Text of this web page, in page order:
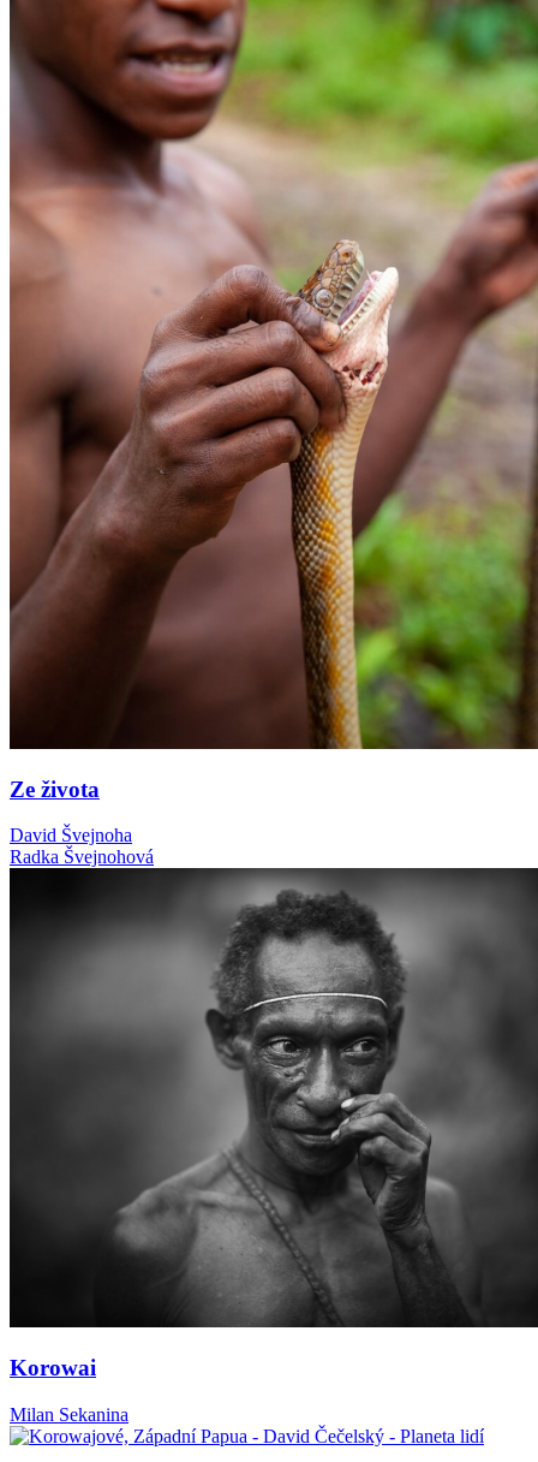
Ze života
David Švejnoha
Radka Švejnohová
Korowai
Milan Sekanina